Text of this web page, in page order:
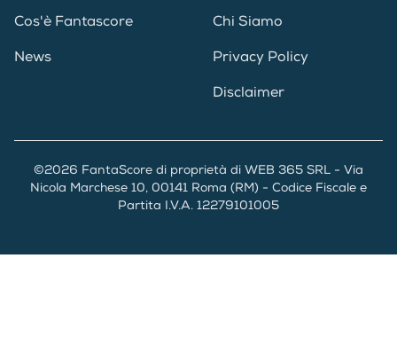
Cos'è Fantascore
News
Chi Siamo
Privacy Policy
Disclaimer
©2026 FantaScore di proprietà di WEB 365 SRL - Via
Nicola Marchese 10, 00141 Roma (RM) - Codice Fiscale e
Partita I.V.A. 12279101005